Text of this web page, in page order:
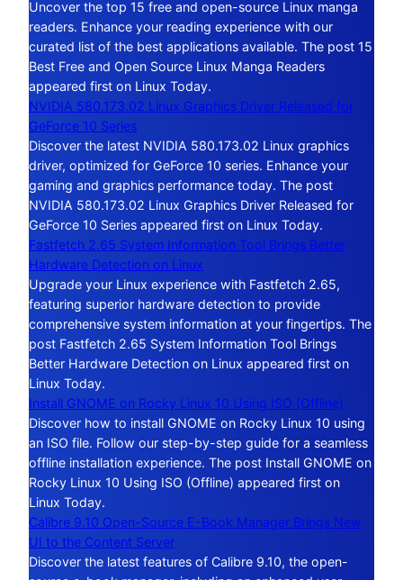
Uncover the top 15 free and open-source Linux manga
readers. Enhance your reading experience with our
curated list of the best applications available. The post 15
Best Free and Open Source Linux Manga Readers
appeared first on Linux Today.
NVIDIA 580.173.02 Linux Graphics Driver Released for
GeForce 10 Series
Discover the latest NVIDIA 580.173.02 Linux graphics
driver, optimized for GeForce 10 series. Enhance your
gaming and graphics performance today. The post
NVIDIA 580.173.02 Linux Graphics Driver Released for
GeForce 10 Series appeared first on Linux Today.
Fastfetch 2.65 System Information Tool Brings Better
Hardware Detection on Linux
Upgrade your Linux experience with Fastfetch 2.65,
featuring superior hardware detection to provide
comprehensive system information at your fingertips. The
post Fastfetch 2.65 System Information Tool Brings
Better Hardware Detection on Linux appeared first on
Linux Today.
Install GNOME on Rocky Linux 10 Using ISO (Offline)
Discover how to install GNOME on Rocky Linux 10 using
an ISO file. Follow our step-by-step guide for a seamless
offline installation experience. The post Install GNOME on
Rocky Linux 10 Using ISO (Offline) appeared first on
Linux Today.
Calibre 9.10 Open-Source E-Book Manager Brings New
UI to the Content Server
Discover the latest features of Calibre 9.10, the open-